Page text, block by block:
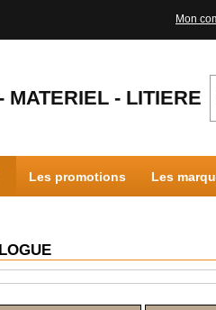
Mon
MATERIEL - LITIERE
Les promotions Les